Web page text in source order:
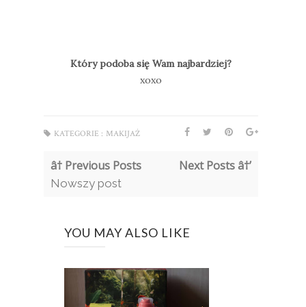
Który podoba się Wam najbardziej?
xoxo
KATEGORIE : MAKIJAŻ
â† Previous Posts
Nowszy post
Next Posts â†’
YOU MAY ALSO LIKE